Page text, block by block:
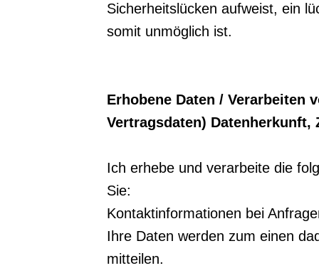
Sicherheitslücken aufweist, ein
somit unmöglich ist.
Erhobene Daten / Verarbeiten
Vertragsdaten) Datenherkunft,
Ich erhebe und verarbeite die
Sie:
Kontaktinformationen bei
Ihre Daten werden zum einen
mitteilen.